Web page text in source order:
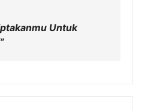
Untuk